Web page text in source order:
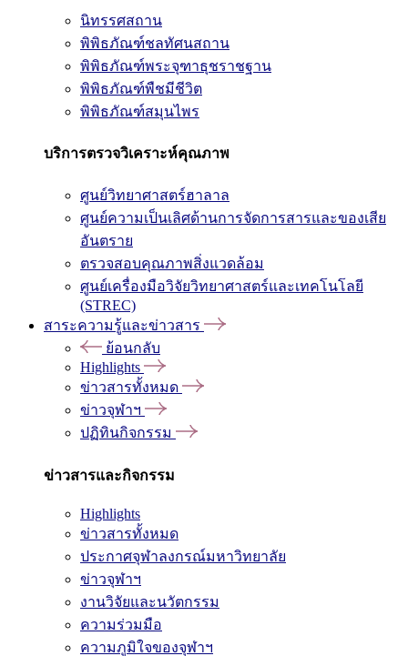
นิทรรศสถาน
พิพิธภัณฑ์ชลทัศนสถาน
พิพิธภัณฑ์พระจุฑาธุชราชฐาน
พิพิธภัณฑ์พืชมีชีวิต
พิพิธภัณฑ์สมุนไพร
บริการตรวจวิเคราะห์คุณภาพ
ศูนย์วิทยาศาสตร์ฮาลาล
ศูนย์ความเป็นเลิศด้านการจัดการสารและของเสีย
อันตราย
ตรวจสอบคุณภาพสิ่งแวดล้อม
ศูนย์เครื่องมือวิจัยวิทยาศาสตร์และเทคโนโลยี
(STREC)
สาระความรู้และข่าวสาร
ย้อนกลับ
Highlights
ข่าวสารทั้งหมด
ข่าวจุฬาฯ
ปฏิทินกิจกรรม
ข่าวสารและกิจกรรม
Highlights
ข่าวสารทั้งหมด
ประกาศจุฬาลงกรณ์มหาวิทยาลัย
ข่าวจุฬาฯ
งานวิจัยและนวัตกรรม
ความร่วมมือ
ความภูมิใจของจุฬาฯ